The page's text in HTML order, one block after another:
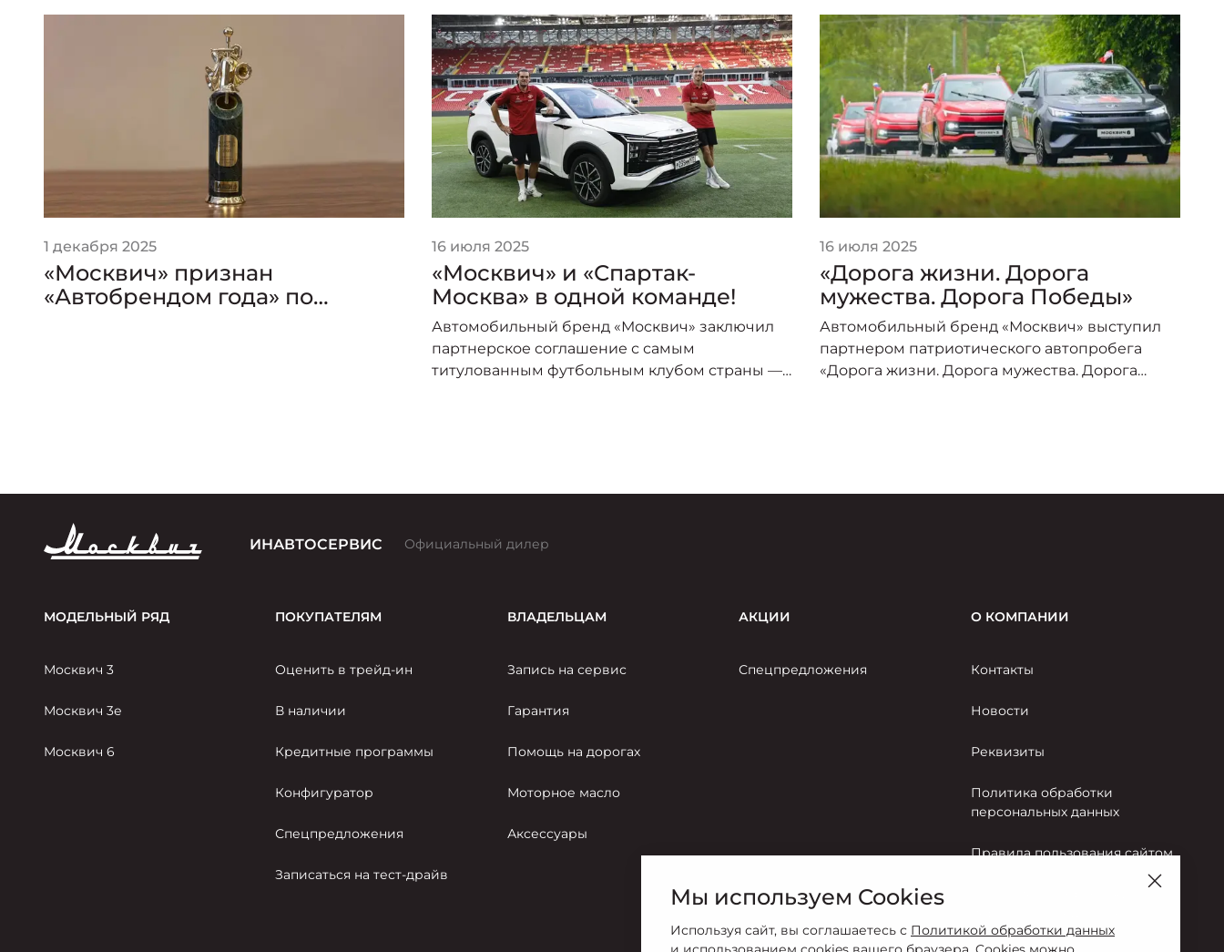
1 декабря 2025
«Москвич» признан
«Автобрендом года» по
16 июля 2025
«Москвич» и «Спартак-
Москва» в одной команде!
Автомобильный бренд «Москвич» заключил
партнерское соглашение с самым
титулованным футбольным клубом страны —
16 июля 2025
«Дорога жизни. Дорога
мужества. Дорога Победы»
Автомобильный бренд «Москвич» выступил
партнером патриотического автопробега
«Дорога жизни. Дорога мужества. Дорога
ИНАВТОСЕРВИС Официальный дилер
МОДЕЛЬНЫЙ РЯД
Москвич 3
Москвич 3е
Москвич 6
ПОКУПАТЕЛЯМ
Оценить в трейд-ин
В наличии
Кредитные программы
Конфигуратор
Спецпредложения
Записаться на тест-драйв
ВЛАДЕЛЬЦАМ
Запись на сервис
Гарантия
Помощь на дорогах
Моторное масло
Аксессуары
АКЦИИ
Спецпредложения
О КОМПАНИИ
Контакты
Новости
Реквизиты
Политика обработки
персональных данных
Правила пользования сайтом
Мы используем Cookies
Используя сайт, вы соглашаетесь с Политикой обработки данных